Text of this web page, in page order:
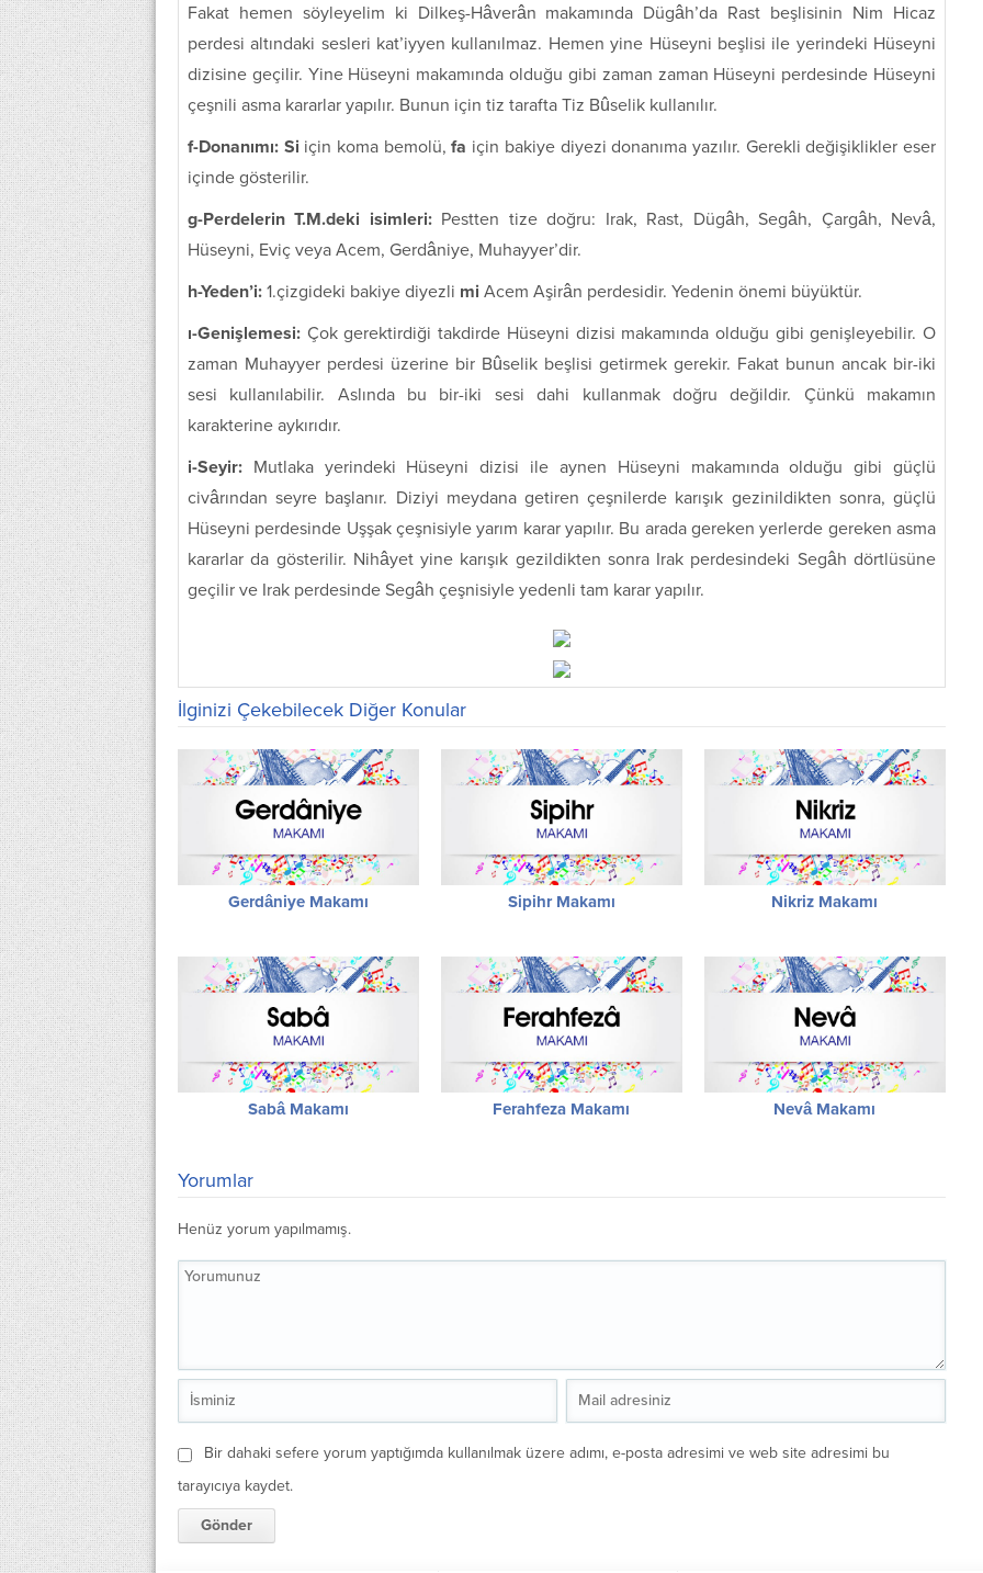
Fakat hemen söyleyelim ki Dilkeş-Hâverân makamında Dügâh’da Rast beşlisinin Nim Hicaz
perdesi altındaki sesleri kat’iyyen kullanılmaz. Hemen yine Hüseyni beşlisi ile yerindeki Hüseyni
dizisine geçilir. Yine Hüseyni makamında olduğu gibi zaman zaman Hüseyni perdesinde Hüseyni
çeşnili asma kararlar yapılır. Bunun için tiz tarafta Tiz Bûselik kullanılır.
f-Donanımı: Si için koma bemolü,fa için bakiye diyezi donanıma yazılır. Gerekli değişiklikler eser
içinde gösterilir.
g-Perdelerin T.M.deki isimleri:Pestten tize doğru: Irak, Rast, Dügâh, Segâh, Çargâh, Nevâ,
Hüseyni, Eviç veya Acem, Gerdâniye, Muhayyer’dir.
h-Yeden’i: 1.çizgideki bakiye diyezli mi Acem Aşirân perdesidir. Yedenin önemi büyüktür.
ı-Genişlemesi: Çok gerektirdiği takdirde Hüseyni dizisi makamında olduğu gibi genişleyebilir. O
zaman Muhayyer perdesi üzerine bir Bûselik beşlisi getirmek gerekir. Fakat bunun ancak bir-iki
sesi kullanılabilir. Aslında bu bir-iki sesi dahi kullanmak doğru değildir. Çünkü makamın
karakterine aykırıdır.
i-Seyir: Mutlaka yerindeki Hüseyni dizisi ile aynen Hüseyni makamında olduğu gibi güçlü
civârından seyre başlanır. Diziyi meydana getiren çeşnilerde karışık gezinildikten sonra, güçlü
Hüseyni perdesinde Uşşak çeşnisiyle yarım karar yapılır. Bu arada gereken yerlerde gereken asma
kararlar da gösterilir. Nihâyet yine karışık gezildikten sonra Irak perdesindeki Segâh dörtlüsüne
geçilir ve Irak perdesinde Segâh çeşnisiyle yedenli tam karar yapılır.
İlginizi Çekebilecek Diğer Konular
Gerdâniye Makamı Sipihr Makamı Nikriz Makamı
Sabâ Makamı Ferahfeza Makamı Nevâ Makamı
Yorumlar
Henüz yorum yapılmamış.
Bir dahaki sefere yorum yaptığımda kullanılmak üzere adımı, e-posta adresimi ve web site adresimi bu
tarayıcıya kaydet.